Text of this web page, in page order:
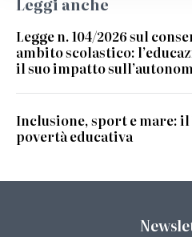
Leggi anche
Legge n. 104/2026 sul
ambito scolastico:
il suo impatto
Inclusione, sport e mare:
povertà educativa